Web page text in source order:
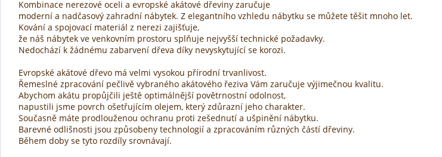
Kombinace nerezové oceli a evropské akátové dřeviny zaručuje
moderní a nadčasový zahradní nábytek. Z elegantního vzhledu nábytku se můžete těšit mnoho let.
Kování a spojovací materiál z nerezi zajišťuje,
že náš nábytek ve venkovním prostoru splňuje nejvyšší technické požadavky.
Nedochází k žádnému zabarvení dřeva díky nevyskytující se korozi.
Evropské akátové dřevo má velmi vysokou přírodní trvanlivost.
Řemeslné zpracování pečlivě vybraného akátového řeziva Vám zaručuje výjimečnou kvalitu.
Abychom akátu propůjčili ještě optimálnější povětrnostní odolnost,
napustili jsme povrch ošetřujícím olejem, který zdůrazní jeho charakter.
Současně máte prodlouženou ochranu proti zešednutí a ušpinění nábytku.
Barevné odlišnosti jsou způsobeny technologií a zpracováním různých částí dřeviny.
Během doby se tyto rozdíly srovnávají.